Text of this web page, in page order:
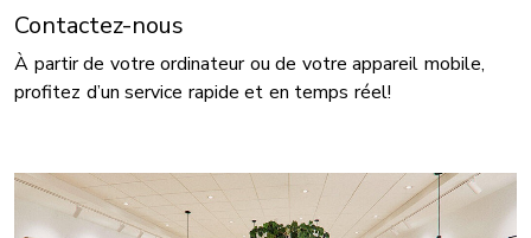
Contactez-nous
À partir de votre ordinateur ou de votre appareil mobile,
profitez d’un service rapide et en temps réel!